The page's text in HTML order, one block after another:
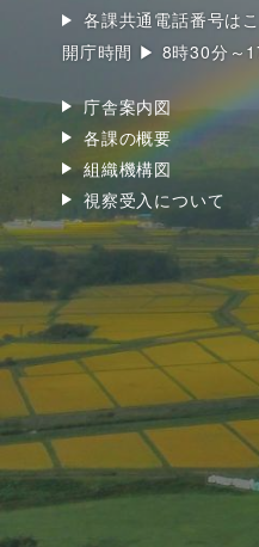
各課共通電話番号は
開庁時間 ▶ 8時30分～
庁舎案内図
各課の概要
組織機構図
視察受入について